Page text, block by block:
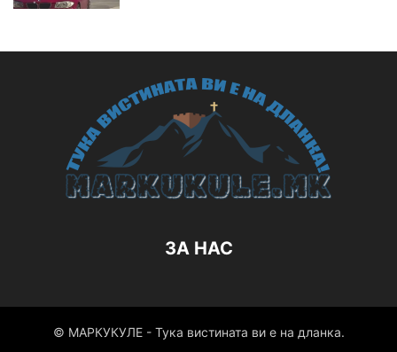
ЗА НАС
© МАРКУКУЛЕ - Тука вистината ви е на дланка.